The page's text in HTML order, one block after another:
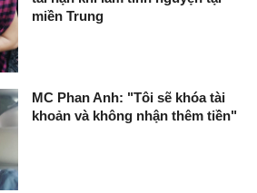
miền Trung
MC Phan Anh: "Tôi sẽ khóa tài
khoản và không nhận thêm tiền"